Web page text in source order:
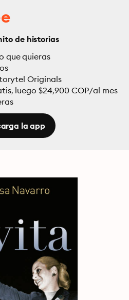
de historias
que quieras
Originals
luego $24,900 COP/al mes
la app